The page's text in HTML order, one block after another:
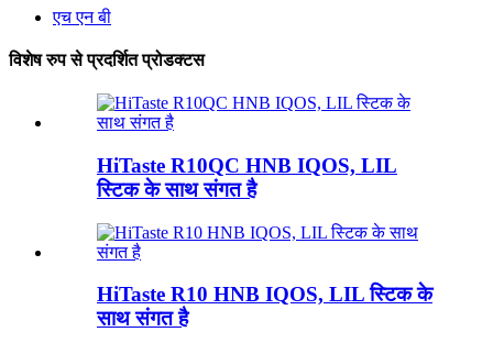
एच एन बी
विशेष रुप से प्रदर्शित प्रोडक्टस
HiTaste R10QC HNB IQOS, LIL
स्टिक के साथ संगत है
HiTaste R10 HNB IQOS, LIL स्टिक के
साथ संगत है